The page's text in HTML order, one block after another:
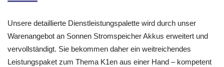
Unsere detaillierte Dienstleistungspalette wird durch unser
Warenangebot an Sonnen Stromspeicher Akkus erweitert und